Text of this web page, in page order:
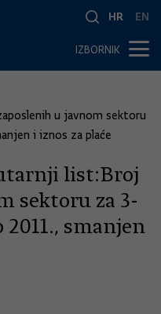
HR EN
IZBORNIK
u javnom sektoru
i iznos za plaće
list:Broj
sektoru za 3-
smanjen